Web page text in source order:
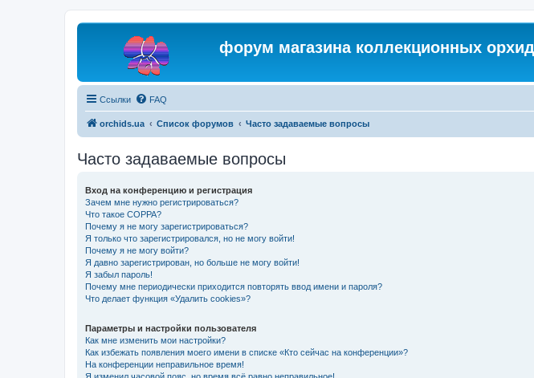
форум магазина коллекционных
Ссылки FAQ
orchids.ua Список форумов Часто задаваемые вопросы
Часто задаваемые вопросы
Вход на конференцию и регистрация
Зачем мне нужно регистрироваться?
Что такое COPPA?
Почему я не могу зарегистрироваться?
Я только что зарегистрировался, но не могу войти!
Почему я не могу войти?
Я давно зарегистрирован, но больше не могу войти!
Я забыл пароль!
Почему мне периодически приходится повторять ввод имени и пароля?
Что делает функция «Удалить cookies»?
Параметры и настройки пользователя
Как мне изменить мои настройки?
Как избежать появления моего имени в списке «Кто сейчас на конференции»?
На конференции неправильное время!